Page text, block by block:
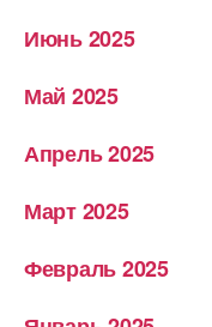
Июнь 2025
Май 2025
Апрель 2025
Март 2025
Февраль 2025